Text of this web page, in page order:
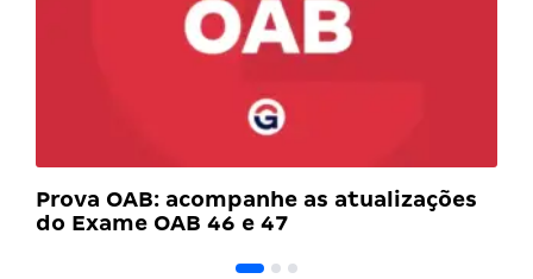
Prova OAB: acompanhe as atualizações
do Exame OAB 46 e 47